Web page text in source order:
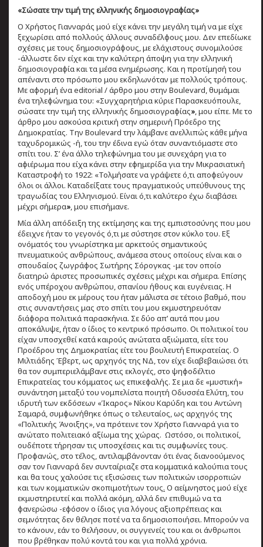
«Σώσατε την τιμή της ελληνικής δημοσιογραφίας»
Ο Χρήστος Γιανναράς μού είχε κάνει την μεγάλη τιμή να με είχε
ξεχωρίσει από πολλούς άλλους συναδέλφους μου. Δεν επεδίωκε
σχέσεις με τους δημοσιογράφους, με ελάχιστους συνομιλούσε
-άλλωστε δεν είχε και την καλύτερη άποψη για την ελληνική
δημοσιογραφία και τα μέσα ενημέρωσης. Και η προτίμησή του
απέναντι στο πρόσωπο μου εκδηλωνόταν με πολλούς τρόπους.
Με αφορμή ένα editorial / άρθρο μου στην Boulevard, θυμάμαι
ένα τηλεφώνημα του: «Συγχαρητήρια κύριε Παρασκευόπουλε,
σώσατε την τιμή της ελληνικής δημοσιογραφίας», μου είπε. Με το
άρθρο μου ασκούσα κριτική στην σημερινή Πρόεδρο της
Δημοκρατίας. Την Boulevard την λάμβανε ανελλιπώς κάθε μήνα
ταχυδρομικώς -ή, του την έδινα εγώ όταν συναντιόμαστε στο
σπίτι του. Σ’ ένα άλλο τηλεφώνημα του με συνεχάρη για το
αφιέρωμα που είχα κάνει στην εφημερίδα για την Μικρασιατική
Καταστροφή το 1922: «Τολμήσατε να γράψετε ό,τι αποφεύγουν
όλοι οι άλλοι. Καταδείξατε τους πραγματικούς υπεύθυνους της
τραγωδίας του Ελληνισμού. Είναι ό,τι καλύτερο έχω διαβάσει
μέχρι σήμερα», μου επισήμανε.
Μία άλλη απόδειξη της εκτίμησης και της εμπιστοσύνης που μου
έδειχνε ήταν το γεγονός ό,τι με σύστησε στον κύκλο του. Εξ
ονόματός του γνωρίστηκα με αρκετούς σημαντικούς
πνευματικούς ανθρώπους, ανάμεσα στους οποίους είναι και ο
σπουδαίος ζωγράφος Σωτήρης Σόρογκας -με τον οποίο
διατηρώ άριστες προσωπικές σχέσεις μέχρι και σήμερα. Επίσης
ενός υπέροχου ανθρώπου, σπανίου ήθους και ευγένειας. Η
αποδοχή μου εκ μέρους του ήταν μάλιστα σε τέτοιο βαθμό, που
στις συναντήσεις μας στο σπίτι του μου εκμυστηρευόταν
διάφορα πολιτικά παρασκήνια. Σε δύο απ’ αυτά που μου
αποκάλυψε, ήταν ο ίδιος το κεντρικό πρόσωπο. Οι πολιτικοί του
είχαν υποσχεθεί κατά καιρούς ανώτατα αξιώματα, είτε του
Προέδρου της Δημοκρατίας είτε του βουλευτή Επικρατείας. Ο
Μιλτιάδης Έβερτ, ως αρχηγός της ΝΔ, τον είχε διαβεβαιώσει ότι
θα τον συμπεριελάμβανε στις εκλογές, στο ψηφοδέλτιο
Επικρατείας του κόμματος ως επικεφαλής. Σε μια δε «μυστική»
συνάντηση μεταξύ του νομπελίστα ποιητή Οδυσσέα Ελύτη, του
ιδρυτή των εκδόσεων «Ίκαρος» Νίκου Καρύδη και του Αντώνη
Σαμαρά, συμφωνήθηκε όπως ο τελευταίος, ως αρχηγός της
«Πολιτικής Άνοιξης», να πρότεινε τον Χρήστο Γιανναρά για το
ανώτατο πολιτειακό αξίωμα της χώρας. Ωστόσο, οι πολιτικοί,
ουδέποτε τήρησαν τις υποσχέσεις και τις συμφωνίες τους.
Προφανώς, στο τέλος, αντιλαμβάνονταν ότι ένας διανοούμενος
σαν τον Γιανναρά δεν συνταίριαζε στα κομματικά καλούπια τους
και θα τους χαλούσε τις εξισώσεις των πολιτικών ισορροπιών
και των κομματικών σκοπιμοτήτων τους. Ο αείμνηστος μού είχε
εκμυστηρευτεί και πολλά ακόμη, αλλά δεν επιθυμώ να τα
φανερώσω -εφόσον ο ίδιος για λόγους αξιοπρέπειας και
σεμνότητας δεν θέλησε ποτέ να τα δημοσιοποιήσει. Μπορούν να
το κάνουν, εάν το θελήσουν, οι συγγενείς του και οι άνθρωποι
που βρέθηκαν πολύ κοντά του και για πολλά χρόνια.